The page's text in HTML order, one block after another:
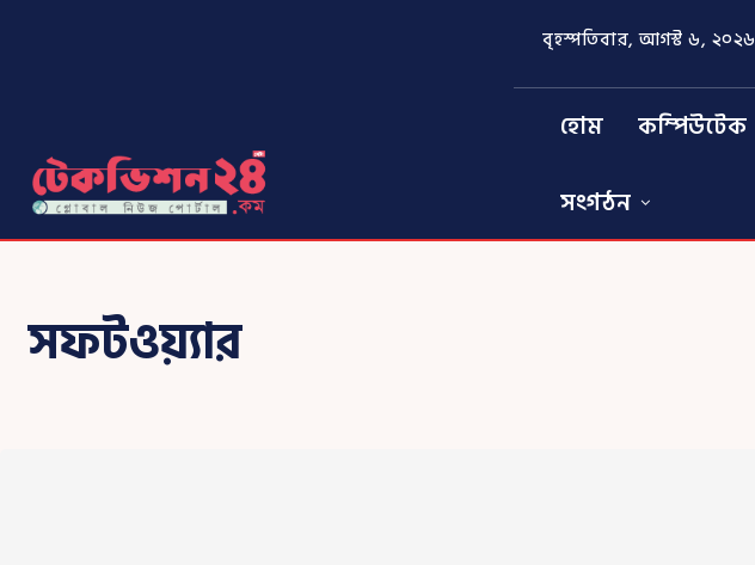
বৃহস্পতিবার, আগস্ট ৬, ২০২৬
হোম কম্পিউটেক
সংগঠন
সফটওয়্যার